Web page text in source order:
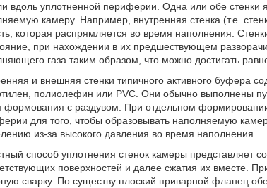
вдоль уплотненной периферии. Одна или обе
камеру. Например, внутренняя стенка (т.е.
которая распрямляется во время наполнения.
при нахождении в их предшествующем
газа таким образом, что можно достигать
и внешняя стенки типичного активного буфера
полиолефин или PVC. Они обычно выполнены
формования с раздувом. При отдельном
для того, чтобы образовывать наполняемую
из-за высокого давления во время наполнения.
способ уплотнения стенок камеры представляет
поверхностей и далее сжатия их вместе.
сварку. По существу плоский приварной фланец